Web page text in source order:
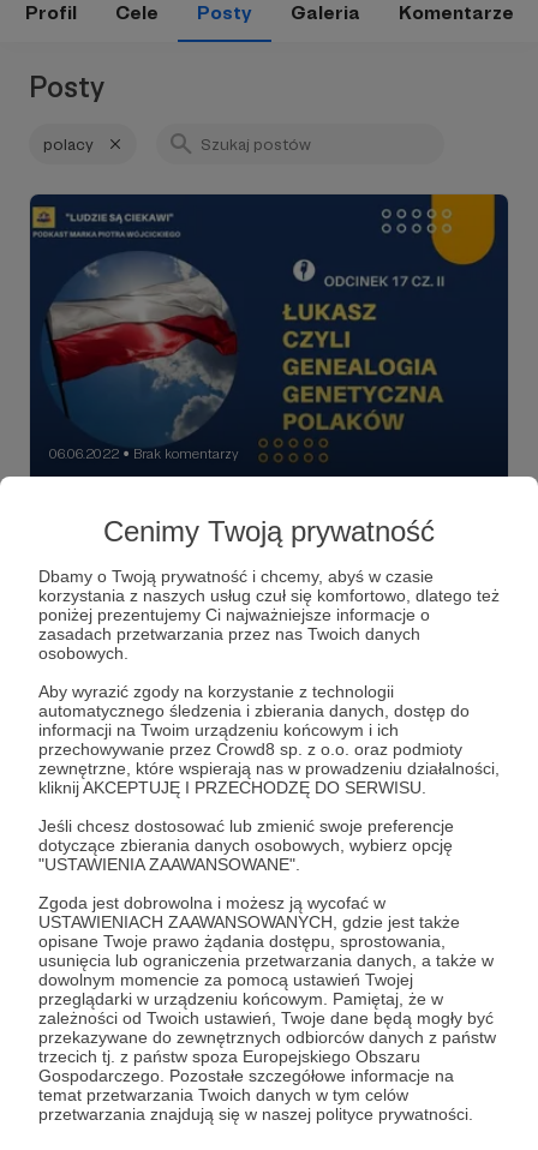
Cenimy Twoją prywatność
Dbamy o Twoją prywatność i chcemy, abyś w czasie
korzystania z naszych usług czuł się komfortowo, dlatego też
poniżej prezentujemy Ci najważniejsze informacje o
zasadach przetwarzania przez nas Twoich danych
osobowych.
Aby wyrazić zgody na korzystanie z technologii
automatycznego śledzenia i zbierania danych, dostęp do
informacji na Twoim urządzeniu końcowym i ich
przechowywanie przez Crowd8 sp. z o.o. oraz podmioty
zewnętrzne, które wspierają nas w prowadzeniu działalności,
kliknij AKCEPTUJĘ I PRZECHODZĘ DO SERWISU.
Jeśli chcesz dostosować lub zmienić swoje preferencje
dotyczące zbierania danych osobowych, wybierz opcję
"USTAWIENIA ZAAWANSOWANE".
Zgoda jest dobrowolna i możesz ją wycofać w
USTAWIENIACH ZAAWANSOWANYCH, gdzie jest także
opisane Twoje prawo żądania dostępu, sprostowania,
usunięcia lub ograniczenia przetwarzania danych, a także w
dowolnym momencie za pomocą ustawień Twojej
przeglądarki w urządzeniu końcowym. Pamiętaj, że w
zależności od Twoich ustawień, Twoje dane będą mogły być
przekazywane do zewnętrznych odbiorców danych z państw
trzecich tj. z państw spoza Europejskiego Obszaru
Gospodarczego. Pozostałe szczegółowe informacje na
temat przetwarzania Twoich danych w tym celów
przetwarzania znajdują się w naszej polityce prywatności.
Profil Cele Posty Galeria Komentarze
Posty
polacy
06.06.2022 ● Brak komentarzy
Polaków
Wikingami? Jakie badania genetyczne zrobić, komu i
gdzie by to swteirdzić? Jaka wiedzę dzięki nim zyskamy?
Czy może okazać się, że jesteśmy spokrewnieni ze
znanymi w historii postaciami. Np. kimś z dynastii Piastów.
A sami Piastowie kim byli? Lada chwila powinniśmy
dzięki badaniom genetycznym możemy odszukać
zapomnianych krewnych? I wreszcie - czy poznanie
swoich genetycznych przodków może nas zmienić?
Posłuchajcie drugiej części rozmowy z Łukaszem
Łapińskim - historykiem i genealogiem.
genealogia genealogia genetyczna polacy
Dołącz do grona Patronów!
Wesprzyj działalność Autoraludzie są ciekawijuż
teraz!
Zostań Patronem